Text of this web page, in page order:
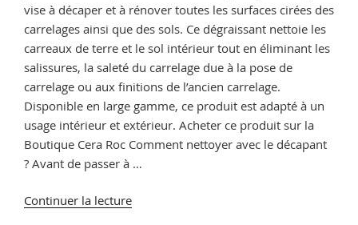
vise à décaper et à rénover toutes les surfaces cirées des
carrelages ainsi que des sols. Ce dégraissant nettoie les
carreaux de terre et le sol intérieur tout en éliminant les
salissures, la saleté du carrelage due à la pose de
carrelage ou aux finitions de l’ancien carrelage.
Disponible en large gamme, ce produit est adapté à un
usage intérieur et extérieur. Acheter ce produit sur la
Boutique Cera Roc Comment nettoyer avec le décapant
? Avant de passer à …
Continuer la lecturede